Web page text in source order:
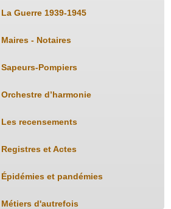
La Guerre 1939-1945
Maires - Notaires
Sapeurs-Pompiers
Orchestre d’harmonie
Les recensements
Registres et Actes
Épidémies et pandémies
Métiers d'autrefois